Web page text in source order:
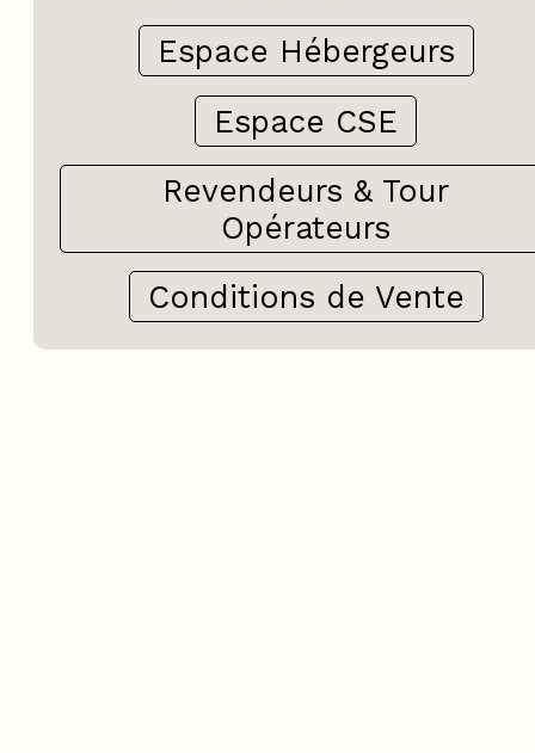
Espace Hébergeurs
Espace CSE
Revendeurs & Tour
Opérateurs
Conditions de Vente